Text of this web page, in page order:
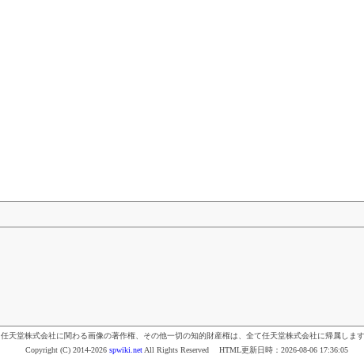
任天堂株式会社に関わる画像の著作権、その他一切の知的財産権は、全て任天堂株式会社に帰属しま
Copyright (C) 2014-2026 spwiki.net All Rights Reserved HTML更新日時： 2026-08-06 17:36:05